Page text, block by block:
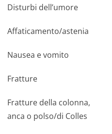
Disturbi dell’umore
Affaticamento/as­tenia
Nausea e vomito
Fratture
Fratture della colonna,
anca o polso/di Colles